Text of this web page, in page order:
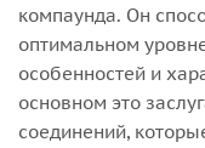
компаунда. Он
оптимальном
особенностей и
основном это
соединений,